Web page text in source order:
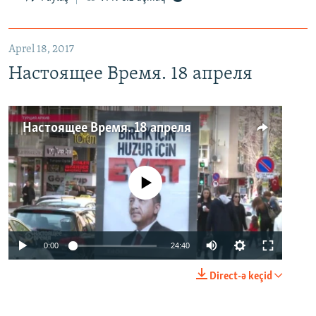
Aprel 18, 2017
Настоящее Время. 18 апреля
Настоящее Время. 18 апреля
No media source currently available
0:00 24:40
Direct-ə keçid